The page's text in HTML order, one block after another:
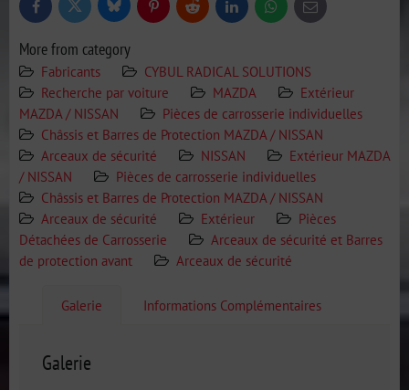
FacebookTwitter BlueskyPinterestReddit LinkedInWhatsApp
E-
mail
More from category
Fabricants
CYBUL RADICAL SOLUTIONS
Recherche par voiture
MAZDA
Extérieur
MAZDA / NISSAN
Pièces de carrosserie individuelles
Châssis et Barres de Protection MAZDA / NISSAN
Arceaux de sécurité
NISSAN
Extérieur MAZDA
/ NISSAN
Pièces de carrosserie individuelles
Châssis et Barres de Protection MAZDA / NISSAN
Arceaux de sécurité
Extérieur
Pièces
Détachées de Carrosserie
Arceaux de sécurité et Barres
de protection avant
Arceaux de sécurité
Galerie Informations Complémentaires
Galerie